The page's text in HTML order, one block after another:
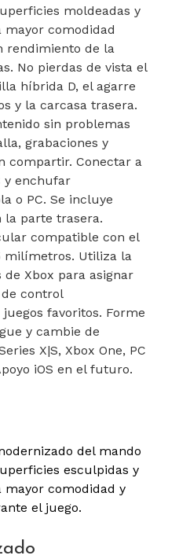
moldeadas y
comodidad
rendimiento de la
No pierdas de vista el
híbrida D, el agarre
y la carcasa trasera.
sin problemas
grabaciones y
compartir. Conectar a
y enchufar
o PC. Se incluye
la parte trasera.
compatible con el
milímetros. Utiliza la
Xbox para asignar
control
favoritos. Forme
y cambie de
X|S, Xbox One, PC
iOS en el futuro.
del mando
esculpidas y
comodidad y
el juego.